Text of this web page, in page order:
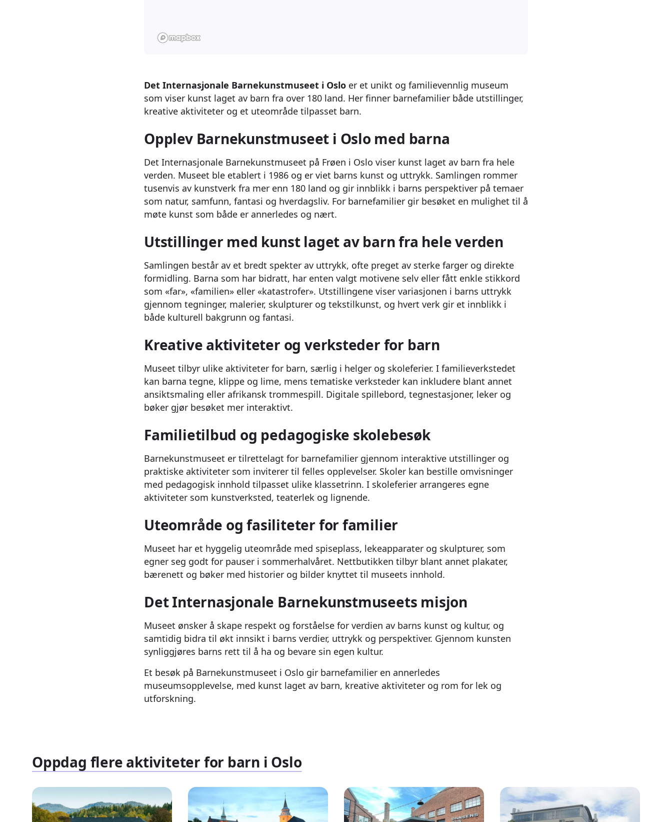
Det Internasjonale Barnekunstmuseet i Oslo er et unikt og familievennlig museum
som viser kunst laget av barn fra over 180 land. Her finner barnefamilier både utstillinger,
kreative aktiviteter og et uteområde tilpasset barn.
Opplev Barnekunstmuseet i Oslo med barna
Det Internasjonale Barnekunstmuseet på Frøen i Oslo viser kunst laget av barn fra hele
verden. Museet ble etablert i 1986 og er viet barns kunst og uttrykk. Samlingen rommer
tusenvis av kunstverk fra mer enn 180 land og gir innblikk i barns perspektiver på temaer
som natur, samfunn, fantasi og hverdagsliv. For barnefamilier gir besøket en mulighet til å
møte kunst som både er annerledes og nært.
Utstillinger med kunst laget av barn fra hele verden
Samlingen består av et bredt spekter av uttrykk, ofte preget av sterke farger og direkte
formidling. Barna som har bidratt, har enten valgt motivene selv eller fått enkle stikkord
som «far», «familien» eller «katastrofer». Utstillingene viser variasjonen i barns uttrykk
gjennom tegninger, malerier, skulpturer og tekstilkunst, og hvert verk gir et innblikk i
både kulturell bakgrunn og fantasi.
Kreative aktiviteter og verksteder for barn
Museet tilbyr ulike aktiviteter for barn, særlig i helger og skoleferier. I familieverkstedet
kan barna tegne, klippe og lime, mens tematiske verksteder kan inkludere blant annet
ansiktsmaling eller afrikansk trommespill. Digitale spillebord, tegnestasjoner, leker og
bøker gjør besøket mer interaktivt.
Familietilbud og pedagogiske skolebesøk
Barnekunstmuseet er tilrettelagt for barnefamilier gjennom interaktive utstillinger og
praktiske aktiviteter som inviterer til felles opplevelser. Skoler kan bestille omvisninger
med pedagogisk innhold tilpasset ulike klassetrinn. I skoleferier arrangeres egne
aktiviteter som kunstverksted, teaterlek og lignende.
Uteområde og fasiliteter for familier
Museet har et hyggelig uteområde med spiseplass, lekeapparater og skulpturer, som
egner seg godt for pauser i sommerhalvåret. Nettbutikken tilbyr blant annet plakater,
bærenett og bøker med historier og bilder knyttet til museets innhold.
Det Internasjonale Barnekunstmuseets misjon
Museet ønsker å skape respekt og forståelse for verdien av barns kunst og kultur, og
samtidig bidra til økt innsikt i barns verdier, uttrykk og perspektiver. Gjennom kunsten
synliggjøres barns rett til å ha og bevare sin egen kultur.
Et besøk på Barnekunstmuseet i Oslo gir barnefamilier en annerledes
museumsopplevelse, med kunst laget av barn, kreative aktiviteter og rom for lek og
utforskning.
Oppdag flere aktiviteter for barn i Oslo